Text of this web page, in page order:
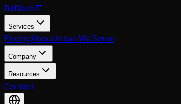
BitBlockIT
Services
PricingAboutAreas We Serve
Company
Resources
Contact